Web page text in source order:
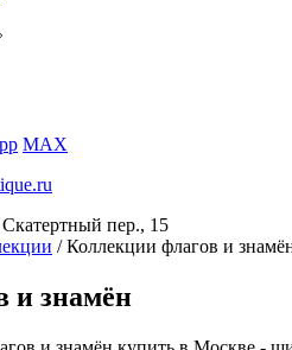
MAX
пер., 15
/ Коллекции флагов и
и знамён